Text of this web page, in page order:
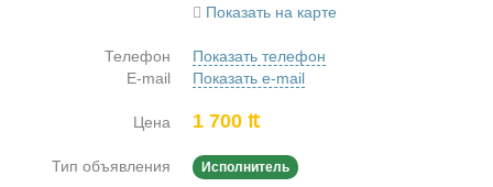
Показать на карте
Телефон
Показать телефон
E-mail
Показать e-mail
Цена 1 700 ₶
Тип объявления Исполнитель